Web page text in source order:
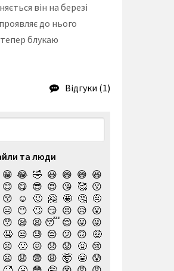
він на березі
до нього
блукаю
Відгуки (1)
та люди
😁 😂 🤣 😃 😄 😅 😆
😊 😋 😎 😍 😘 🥰 😗
😚 ☺️ 🙂 🤗 🤩 🤔 🤨
😑 😶 🙄 😏 😣 😥 😮
😯 😪 😫 😴 😌 😛 😜
🤤 😒 😓 😔 😕 🙃 🤑
☹️ 🙁 😖 😞 😟 😤 😢
😦 😧 😨 😩 🤯 😬 😰